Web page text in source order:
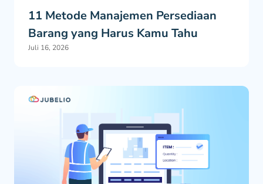
11 Metode Manajemen Persediaan
Barang yang Harus Kamu Tahu
Juli 16, 2026